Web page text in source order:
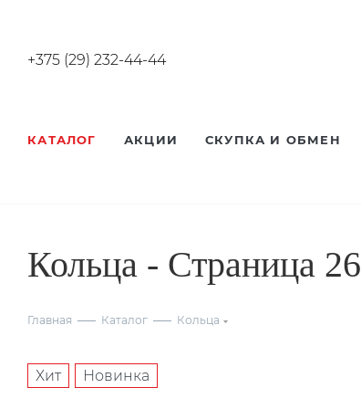
+375 (29) 232-44-44
КАТАЛОГ АКЦИИ СКУПКА И ОБМЕН
Кольца - Страница 26
Главная Каталог Кольца
Хит Новинка